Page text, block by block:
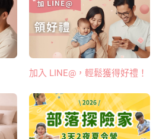
加入 LINE@，輕鬆獲得好禮！